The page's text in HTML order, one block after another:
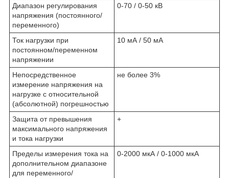
Диапазон регулирования
напряжения (постоянного/
переменного)
0-70 / 0-50 кВ
Ток нагрузки при
постоянном/переменном
напряжении
10 мА / 50 мА
Непосредственное
измерение напряжения на
нагрузке с относительной
(абсолютной) погрешностью
не более 3%
Защита от превышения
максимального напряжения
и тока нагрузки
+
Пределы измерения тока на
дополнительном диапазоне
для переменного/
0-2000 мкА / 0-1000 мкА